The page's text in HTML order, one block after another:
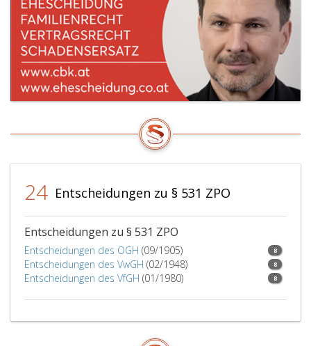
24 Entscheidungen zu § 531 ZPO
Entscheidungen zu § 531 ZPO
Entscheidungen des OGH (09/1905) 8
Entscheidungen des VwGH (02/1948) 8
Entscheidungen des VfGH (01/1980) 8